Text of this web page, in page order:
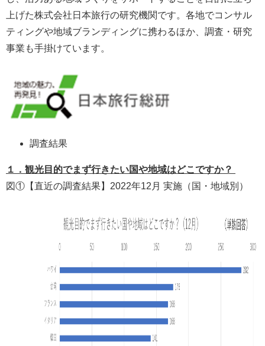
上げた株式会社日本旅行の研究機関です。各地でコンサル
ティングや地域ブランディングに携わるほか、調査・研究
事業も手掛けています。
調査結果
１．観光目的でまず行きたい国や地域はどこですか？
図①【直近の調査結果】2022年12月 実施（国・地域別）